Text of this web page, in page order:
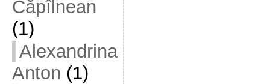
Căpîlnean
(1)
Alexandrina
Anton (1)